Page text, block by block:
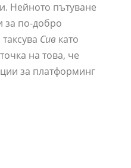
Нейното пътуване
за по-добро
Сив като
на това, че
за платформинг